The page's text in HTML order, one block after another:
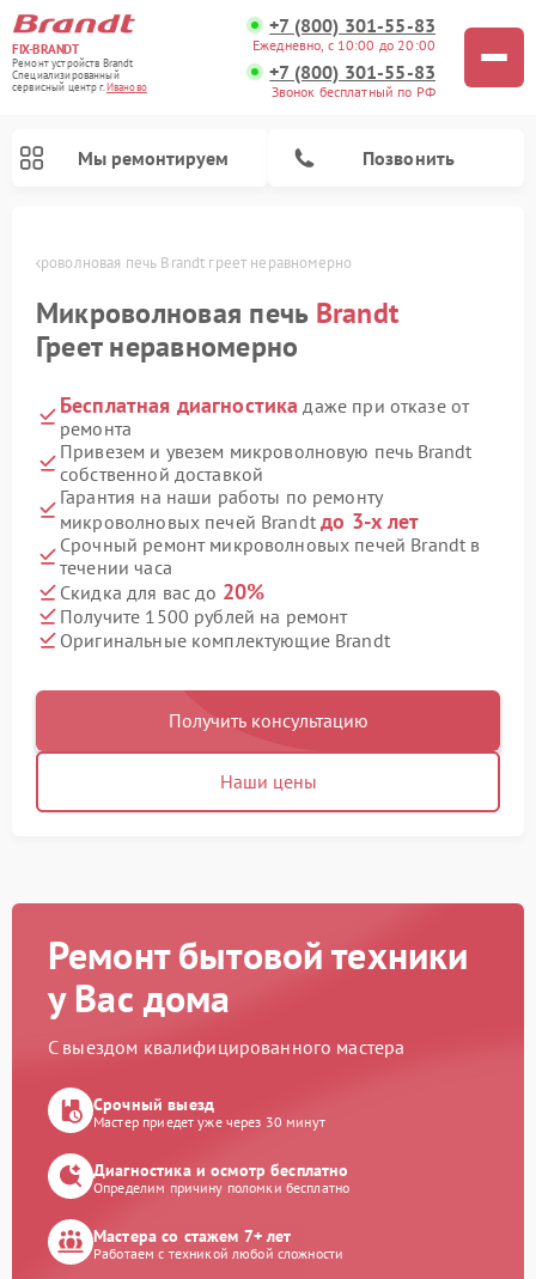
FIX-BRANDT
Ремонт устройств Brandt
Специализированный
cервисный центр г.Иваново
+7 (800) 301-55-83
Ежедневно, с 10:00 до 20:00
+7 (800) 301-55-83
Звонок бесплатный по РФ
Мы ремонтируем Позвонить
Микроволновая печь Brandt греет неравномерно
Микроволновая печь Brandt
Греет неравномерно
Бесплатная диагностика даже при отказе от
ремонта
Привезем и увезем микроволновую печь Brandt
собственной доставкой
Гарантия на наши работы по ремонту
микроволновых печей Brandtдо 3-х лет
Срочный ремонт микроволновых печей Brandt в
течении часа
Скидка для вас до 20%
Получите 1500 рублей на ремонт
Оригинальные комплектующие Brandt
Получить консультацию
Наши цены
Ремонт бытовой техники
у Вас дома
С выездом квалифицированного мастера
Срочный выезд
Мастер приедет уже через 30 минут
Диагностика и осмотр бесплатно
Определим причину поломки бесплатно
Мастера со стажем 7+ лет
Работаем с техникой любой сложности